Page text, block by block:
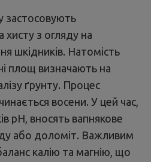
застосовують
хисту з огляду на
шкідників. Натомість
площ визначають на
ґрунту. Процес
восени. У цей час,
рН, вносять вапнякове
або доломіт. Важливим
калію та магнію, що